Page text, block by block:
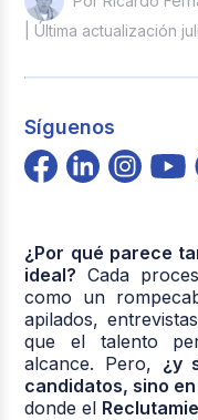
| Última actualización
Síguenos
¿Por qué parece
ideal? Cada
como un
apilados,
que el talento
alcance. Pero, ¿y
candidatos, sino
donde el